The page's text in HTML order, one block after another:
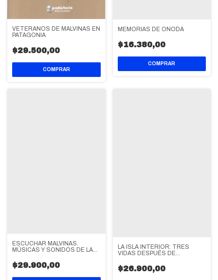
VETERANOS DE MALVINAS EN
PATAGONIA
$29.500,00
MEMORIAS DE ONODA
$16.380,00
ESCUCHAR MALVINAS.
MÚSICAS Y SONIDOS DE LA
$29.900,00
LA ISLA INTERIOR: TRES
VIDAS DESPUÉS DE
$26.900,00